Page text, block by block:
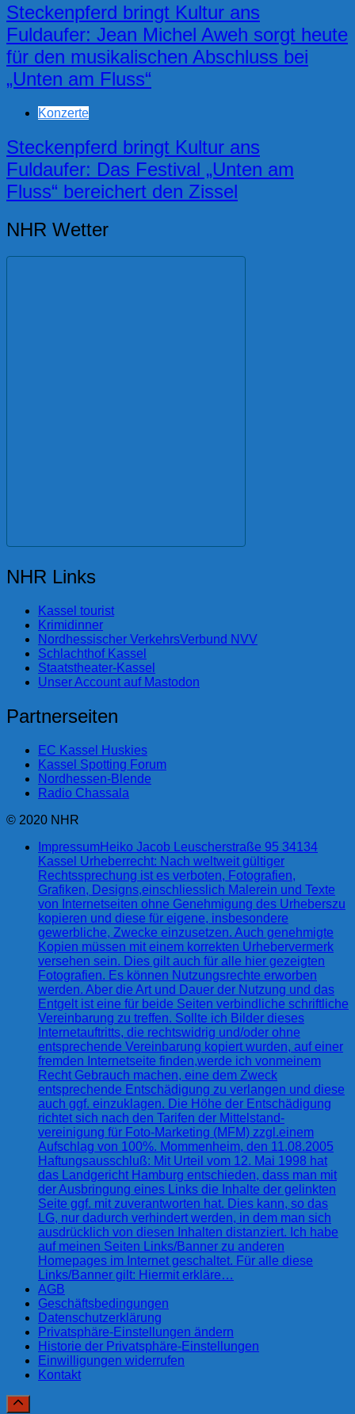
Steckenpferd bringt Kultur ans
Fuldaufer: Jean Michel Aweh sorgt heute
für den musikalischen Abschluss bei
„Unten am Fluss“
Konzerte
Steckenpferd bringt Kultur ans
Fuldaufer: Das Festival „Unten am
Fluss“ bereichert den Zissel
NHR Wetter
NHR Links
Kassel tourist
Krimidinner
Nordhessischer VerkehrsVerbund NVV
Schlachthof Kassel
Staatstheater-Kassel
Unser Account auf Mastodon
Partnerseiten
EC Kassel Huskies
Kassel Spotting Forum
Nordhessen-Blende
Radio Chassala
© 2020 NHR
ImpressumHeiko Jacob Leuscherstraße 95 34134
Kassel Urheberrecht: Nach weltweit gültiger
Rechtssprechung ist es verboten, Fotografien,
Grafiken, Designs,einschliesslich Malerein und Texte
von Internetseiten ohne Genehmigung des Urheberszu
kopieren und diese für eigene, insbesondere
gewerbliche, Zwecke einzusetzen. Auch genehmigte
Kopien müssen mit einem korrekten Urhebervermerk
versehen sein. Dies gilt auch für alle hier gezeigten
Fotografien. Es können Nutzungsrechte erworben
werden. Aber die Art und Dauer der Nutzung und das
Entgelt ist eine für beide Seiten verbindliche schriftliche
Vereinbarung zu treffen. Sollte ich Bilder dieses
Internetauftritts, die rechtswidrig und/oder ohne
entsprechende Vereinbarung kopiert wurden, auf einer
fremden Internetseite finden,werde ich vonmeinem
Recht Gebrauch machen, eine dem Zweck
entsprechende Entschädigung zu verlangen und diese
auch ggf. einzuklagen. Die Höhe der Entschädigung
richtet sich nach den Tarifen der Mittelstand-
vereinigung für Foto-Marketing (MFM) zzgl.einem
Aufschlag von 100%. Mommenheim, den 11.08.2005
Haftungsausschluß: Mit Urteil vom 12. Mai 1998 hat
das Landgericht Hamburg entschieden, dass man mit
der Ausbringung eines Links die Inhalte der gelinkten
Seite ggf. mit zuverantworten hat. Dies kann, so das
LG, nur dadurch verhindert werden, in dem man sich
ausdrücklich von diesen Inhalten distanziert. Ich habe
auf meinen Seiten Links/Banner zu anderen
Homepages im Internet geschaltet. Für alle diese
Links/Banner gilt: Hiermit erkläre…
AGB
Geschäftsbedingungen
Datenschutzerklärung
Privatsphäre-Einstellungen ändern
Historie der Privatsphäre-Einstellungen
Einwilligungen widerrufen
Kontakt